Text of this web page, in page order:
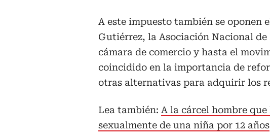
A este impuesto también se oponen
Gutiérrez, la Asociación Nacional
cámara de comercio y hasta el
coincidido en la importancia de
otras alternativas para adquirir los
Lea también: A la cárcel hombre
sexualmente de una niña por 12 años